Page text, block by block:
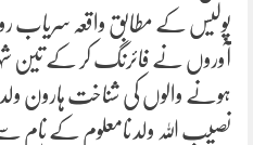
پولیس کے مطابق واقعہ سریاب روڈ
آوروں نے فائرنگ کر کے تین
ہونے والوں کی شناخت ہارون ولد
نصیب اللہ ولد نامعلوم کے نام